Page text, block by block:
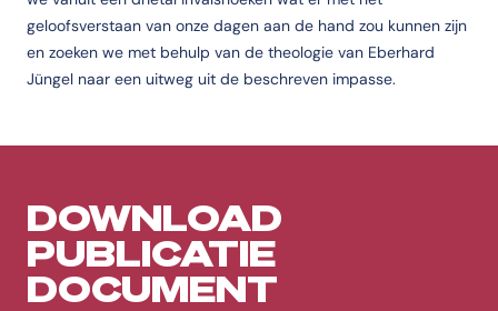
geloofsverstaan van onze dagen aan de hand zou kunnen zijn
en zoeken we met behulp van de theologie van Eberhard
Jüngel naar een uitweg uit de beschreven impasse.
DOWNLOAD
PUBLICATIE
DOCUMENT